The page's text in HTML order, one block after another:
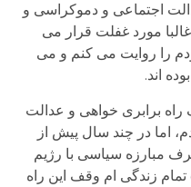
اجتماعی و دموکراسی و
مورد غفلت قرار می
را روایت می کنم و می
اند.
برابری خواهی و عدالت
اما در چند سال پیش از
مبارزه سیاسی با رژیم
حاکم می شد و در سالهای ۵۶-۵۷ تمام زندگی ام وقف این راه